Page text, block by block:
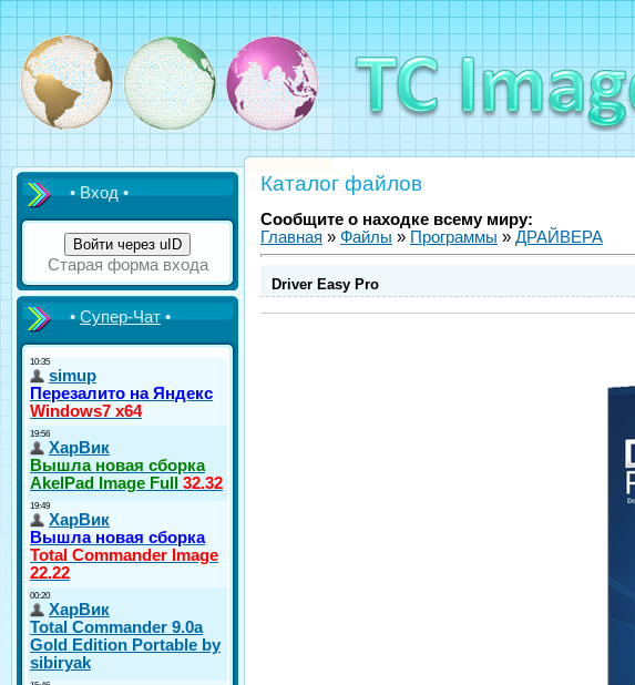
• Вход •
Войти через uID
Старая форма входа
•Супер-Чат•
Каталог файлов
Сообщите о находке всему миру:
Главная » Файлы » Программы » ДРАЙВЕРА
Driver Easy Pro